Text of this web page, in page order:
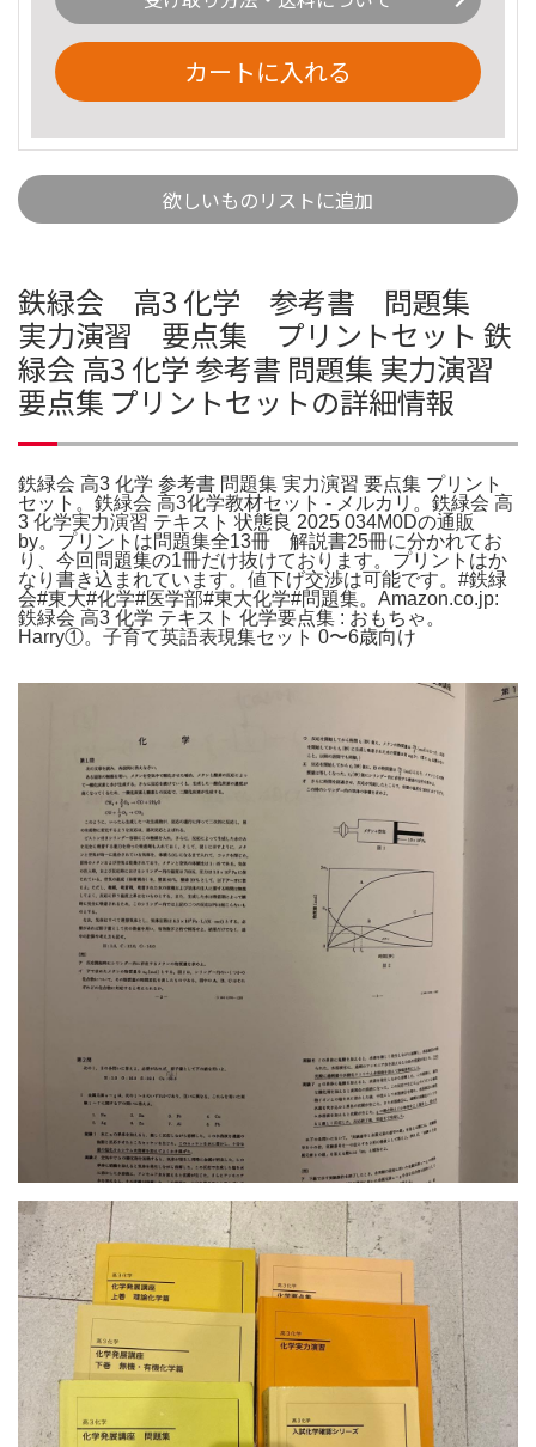
カートに入れる
欲しいものリストに追加
鉄緑会 高3 化学 参考書 問題集
実力演習 要点集 プリントセット 鉄
緑会 高3 化学 参考書 問題集 実力演習
要点集 プリントセットの詳細情報
鉄緑会 高3 化学 参考書 問題集 実力演習 要点集 プリント
セット。鉄緑会 高3化学教材セット - メルカリ。鉄緑会 高
3 化学実力演習 テキスト 状態良 2025 034M0Dの通販
by。プリントは問題集全13冊 解説書25冊に分かれてお
り、今回問題集の1冊だけ抜けております。プリントはか
なり書き込まれています。値下げ交渉は可能です。#鉄緑
会#東大#化学#医学部#東大化学#問題集。Amazon.co.jp:
鉄緑会 高3 化学 テキスト 化学要点集 : おもちゃ。
Harry①。子育て英語表現集セット 0〜6歳向け